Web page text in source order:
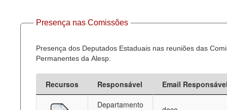
Presença nas Comissões
Presença dos Deputados Estaduais nas reuniões das
Permanentes da Alesp.
Recursos Responsável
Email
Departamento